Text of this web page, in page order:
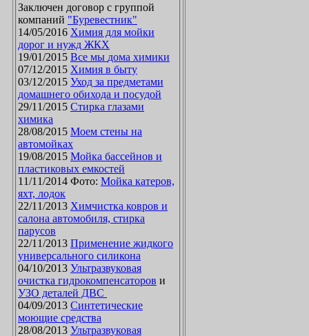
Заключен договор с группой
компаний "Буревестник"
14/05/2016 Химия для мойки
дорог и нужд ЖКХ
19/01/2015
Все мы дома химики
07/12/2015 Химия в быту
03/12/2015 Уход за предметами
домашнего обихода и посудой
29/11/2015 Стирка глазами
химика
28/08/2015 Моем стены на
автомойках
19/08/2015 Мойка бассейнов и
пластиковых емкостей
11/11/2014 Фото: Мойка катеров,
яхт, лодок
22/11/2013 Химчистка ковров и
салона автомобиля, стирка
парусов
22/11/2013 Применение жидкого
универсального силикона
04/10/2013 Ультразвуковая
очистка гидрокомпенсаторов и
УЗО деталей ДВС
04/09/2013 Синтетические
моющие средства
28/08/2013 Ультразвуковая